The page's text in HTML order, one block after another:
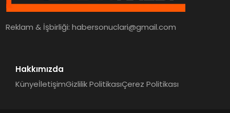
Reklam & İşbirliği:habersonuclari@gmail.com
Hakkımızda
KünyeİletişimGizlilik PolitikasıÇerez Politikası